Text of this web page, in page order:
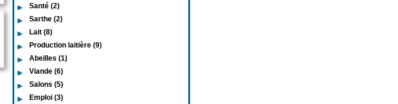
Santé (2)
Sarthe (2)
Lait (8)
Production laitière (9)
Abeilles (1)
Viande (6)
Salons (5)
Emploi (3)